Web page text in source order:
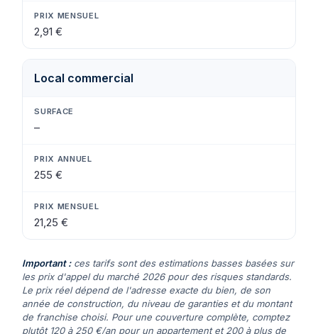
2,91 €
Local commercial
–
255 €
21,25 €
Important :ces tarifs sont des estimations basses basées sur
les prix d'appel du marché 2026 pour des risques standards.
Le prix réel dépend de l'adresse exacte du bien, de son
année de construction, du niveau de garanties et du montant
de franchise choisi. Pour une couverture complète, comptez
plutôt 120 à 250 €/an pour un appartement et 200 à plus de